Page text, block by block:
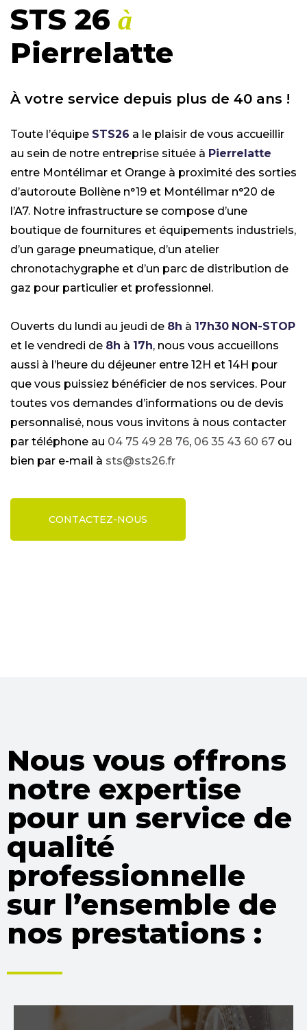
STS 26 à
Pierrelatte
À votre service depuis plus de 40 ans !
Toute l’équipe STS26 a le plaisir de vous accueillir
au sein de notre entreprise située à Pierrelatte
entre Montélimar et Orange à proximité des sorties
d’autoroute Bollène n°19 et Montélimar n°20 de
l’A7. Notre infrastructure se compose d’une
boutique de fournitures et équipements industriels,
d’un garage pneumatique, d’un atelier
chronotachygraphe et d’un parc de distribution de
gaz pour particulier et professionnel.
Ouverts du lundi au jeudi de 8h à 17h30 NON-STOP
et le vendredi de 8h à 17h, nous vous accueillons
aussi à l’heure du déjeuner entre 12H et 14H pour
que vous puissiez bénéficier de nos services. Pour
toutes vos demandes d’informations ou de devis
personnalisé, nous vous invitons à nous contacter
par téléphone au 04 75 49 28 76, 06 35 43 60 67 ou
bien par e-mail à sts@sts26.fr
CONTACTEZ-NOUS
Nous vous offrons
notre expertise
pour un service de
qualité
professionnelle
sur l’ensemble de
nos prestations :